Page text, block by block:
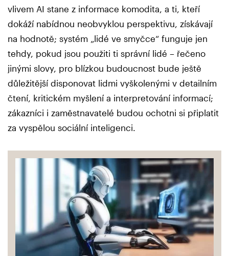
vlivem AI stane z informace komodita, a ti, kteří
dokáží nabídnou neobvyklou perspektivu, získávají
na hodnotě; systém „lidé ve smyčce“ funguje jen
tehdy, pokud jsou použiti ti správní lidé – řečeno
jinými slovy, pro blízkou budoucnost bude ještě
důležitější disponovat lidmi vyškolenými v detailním
čtení, kritickém myšlení a interpretování informací;
zákazníci i zaměstnavatelé budou ochotni si připlatit
za vyspělou sociální inteligenci.